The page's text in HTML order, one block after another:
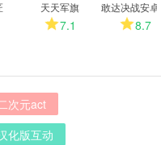
天天军旗
7.1
敢达决战安
8.7
次元act
化版互动